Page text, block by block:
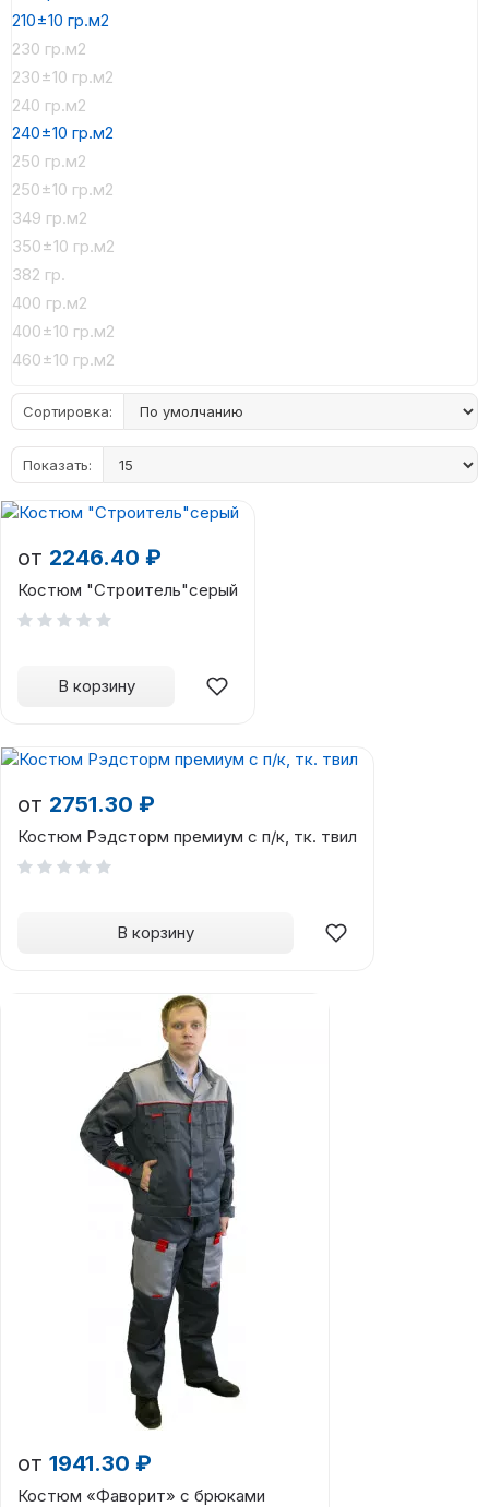
210±10 гр.м2
230 гр.м2
230±10 гр.м2
240 гр.м2
240±10 гр.м2
250 гр.м2
250±10 гр.м2
349 гр.м2
350±10 гр.м2
382 гр.
400 гр.м2
400±10 гр.м2
460±10 гр.м2
Сортировка:
Показать:
от 2246.40 ₽
Костюм "Строитель"серый
В корзину
от 2751.30 ₽
Костюм Рэдсторм премиум с п/к, тк. твил
В корзину
от 1941.30 ₽
Костюм «Фаворит» с брюками